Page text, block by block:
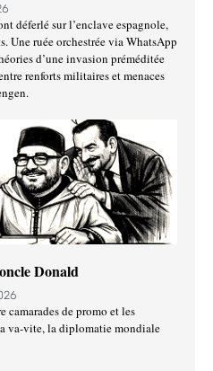
déferlé sur l’enclave espagnole,
Une ruée orchestrée via WhatsApp
d’une invasion préméditée
renforts militaires et menaces
Donald
camarades de promo et les
va-vite, la diplomatie mondiale